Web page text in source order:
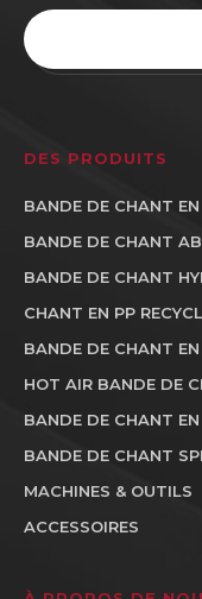
DES PRODUITS
BANDE DE CHANT
BANDE DE CHANT
BANDE DE CHANT
CHANT EN PP
BANDE DE CHANT
HOT AIR BANDE DE
BANDE DE CHANT
BANDE DE CHANT
MACHINES & OUTILS
ACCESSOIRES